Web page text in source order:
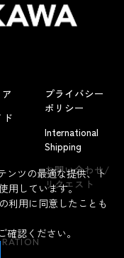
ド
プライバシー
ポリシー
International
Shipping
お問い合わせ/
リクエスト
ンツの最適な提供、ト
用しています。
利用に同意したことも
確認ください。